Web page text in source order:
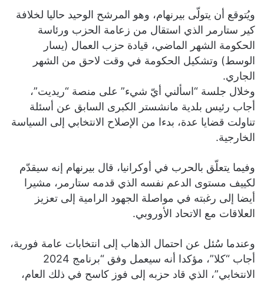
ويُتوقع أن يتولّى بيرنهام، وهو المرشح الوحيد حاليا لخلافة
كير ستارمر الذي استقال من زعامة الحزب ورئاسة
الحكومة الشهر الماضي، قيادة حزب العمال (يسار
الوسط) وتشكيل الحكومة في وقت لاحق من الشهر
الجاري.
وخلال جلسة “اسألني أيّ شيء” على منصة “ريديت”،
أجاب رئيس بلدية مانشستر الكبرى السابق عن أسئلة
تناولت قضايا عدة، بدءا من الإصلاح الانتخابي إلى السياسة
الخارجية.
وفيما يتعلّق بالحرب في أوكرانيا، قال بيرنهام إنه سيقدّم
لكييف مستوى الدعم نفسه الذي قدمه ستارمر، مشيرا
أيضا إلى رغبته في مواصلة الجهود الرامية إلى تعزيز
العلاقات مع الاتحاد الأوروبي.
وعندما سُئل عن احتمال الذهاب إلى انتخابات عامة فورية،
أجاب “كلا”، مؤكدا أنه سيعمل وفق “برنامج 2024
الانتخابي”، الذي قاد حزبه إلى فوز كاسح في ذلك العام،